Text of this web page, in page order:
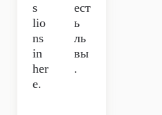
s
lio
ns
in
her
e.
ест
ь
ль
вы
.